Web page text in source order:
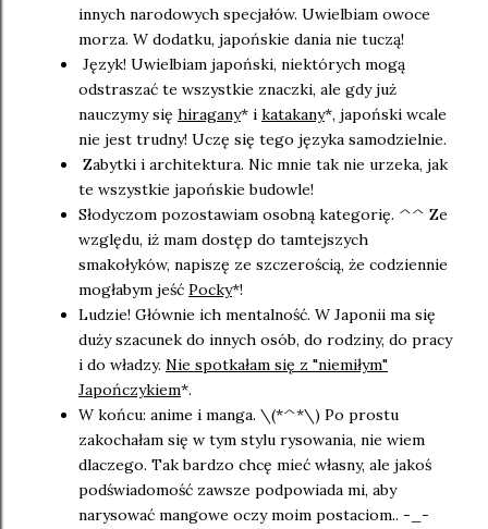
innych narodowych specjałów. Uwielbiam owoce
morza. W dodatku, japońskie dania nie tuczą!
Język! Uwielbiam japoński, niektórych mogą
odstraszać te wszystkie znaczki, ale gdy już
nauczymy się hiragany* i katakany*, japoński wcale
nie jest trudny! Uczę się tego języka samodzielnie.
Zabytki i architektura. Nic mnie tak nie urzeka, jak
te wszystkie japońskie budowle!
Słodyczom pozostawiam osobną kategorię. ^^ Ze
względu, iż mam dostęp do tamtejszych
smakołyków, napiszę ze szczerością, że codziennie
mogłabym jeść Pocky*!
Ludzie! Głównie ich mentalność. W Japonii ma się
duży szacunek do innych osób, do rodziny, do pracy
i do władzy. Nie spotkałam się z "niemiłym"
Japończykiem*.
W końcu: anime i manga. \(*^*\) Po prostu
zakochałam się w tym stylu rysowania, nie wiem
dlaczego. Tak bardzo chcę mieć własny, ale jakoś
podświadomość zawsze podpowiada mi, aby
narysować mangowe oczy moim postaciom.. -_-